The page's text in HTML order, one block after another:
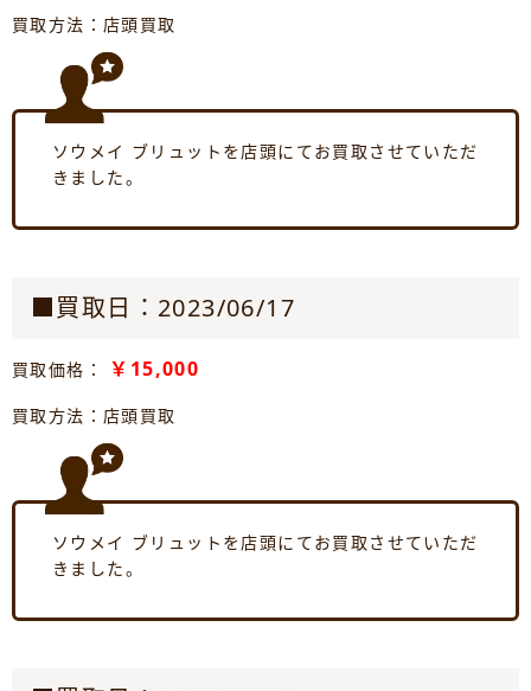
買取方法：店頭買取
ソウメイ ブリュットを店頭にてお買取させていただ
きました。
■買取日：2023/06/17
買取価格： ￥15,000
買取方法：店頭買取
ソウメイ ブリュットを店頭にてお買取させていただ
きました。